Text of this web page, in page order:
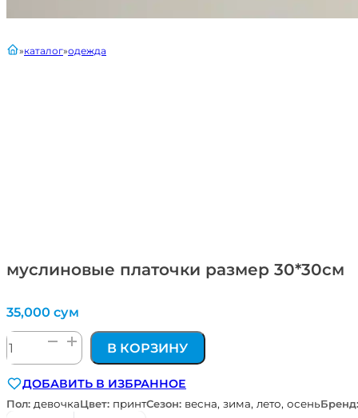
муслиновые платочки размер 30*30см
главнаякаталог одежда
35,000 сум
Количество
товара
платочки
размер
В КОРЗИНУ
ДОБАВИТЬ В ИЗБРАННОЕ
Пол: девочкаЦвет: принтСезон: весна, зима, лето, осень